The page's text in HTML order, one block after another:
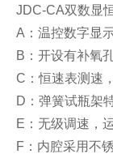
JDC-CA双数显
A：温控数字显示
B：开设有补氧
C：恒速表测速
D：弹簧试瓶架
E：无级调速，
F：内腔采用不